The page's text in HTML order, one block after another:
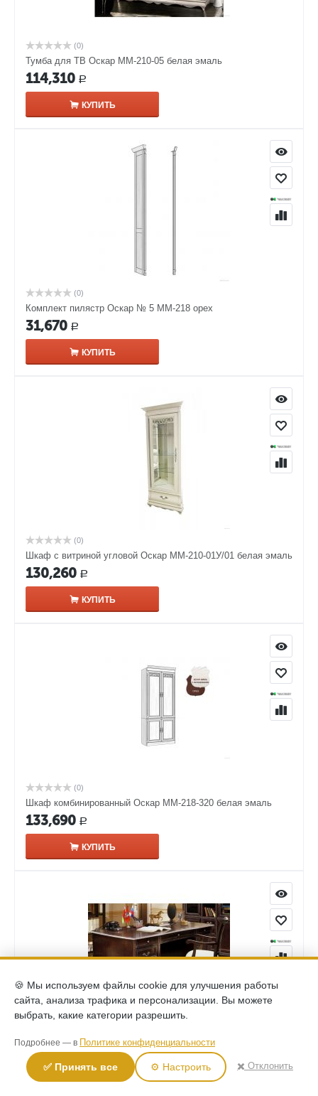
(0)
Тумба для ТВ Оскар ММ-210-05 белая эмаль
114,310 Р
КУПИТЬ
(0)
Комплект пилястр Оскар № 5 ММ-218 орех
31,670 Р
КУПИТЬ
(0)
Шкаф с витриной угловой Оскар ММ-210-01У/01 белая эмаль
130,260 Р
КУПИТЬ
(0)
Шкаф комбинированный Оскар ММ-218-320 белая эмаль
133,690 Р
КУПИТЬ
Стол письменный Оскар ММ-218-21 орех
168,280 Р
🍪 Мы используем файлы cookie для улучшения работы
сайта, анализа трафика и персонализации. Вы можете
выбрать, какие категории разрешить.
Подробнее — в Политике конфиденциальности
✅ Принять все ⚙️ Настроить ✖️ Отклонить